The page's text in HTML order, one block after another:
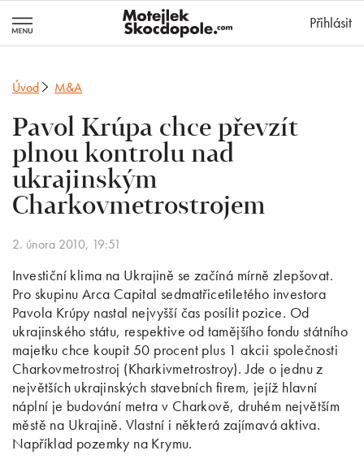
Přihlásit
Úvod M&A
Pavol Krúpa chce převzít
plnou kontrolu nad
ukrajinským
Charkovmetrostrojem
2. února 2010, 19:51
Investiční klima na Ukrajině se začíná mírně zlepšovat.
Pro skupinu Arca Capital sedmatřicetiletého investora
Pavola Krúpy nastal nejvyšší čas posílit pozice. Od
ukrajinského státu, respektive od tamějšího fondu státního
majetku chce koupit 50 procent plus 1 akcii společnosti
Charkovmetrostroj (Kharkivmetrostroy). Jde o jednu z
největších ukrajinských stavebních firem, jejíž hlavní
náplní je budování metra v Charkově, druhém největším
městě na Ukrajině. Vlastní i některá zajímavá aktiva.
Například pozemky na Krymu.